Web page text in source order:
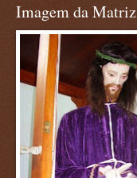
Imagem da Matriz